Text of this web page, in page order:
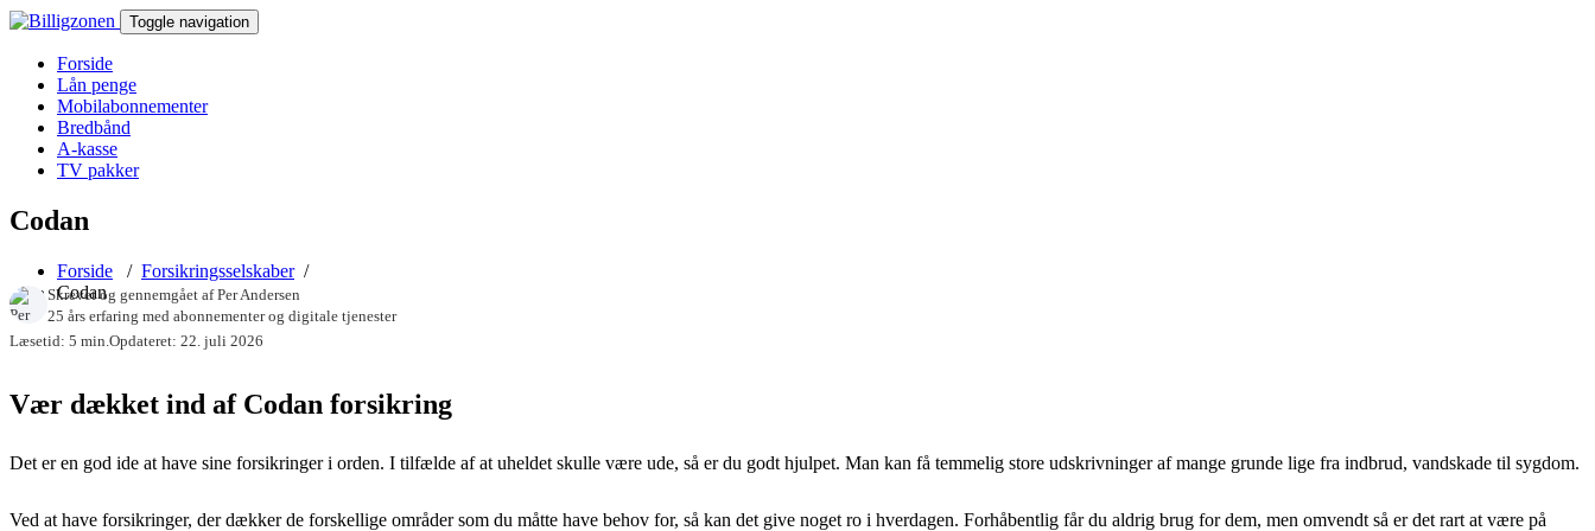
Toggle navigation
Forside
Lån penge
Mobilabonnementer
Bredbånd
A-kasse
TV pakker
Codan
Forside / Forsikringsselskaber/
Codan
Skrevet og gennemgået afPer Andersen
25 års erfaring med abonnementer og digitale tjenester
Læsetid: 5 min. Opdateret: 22. juli 2026
Vær dækket ind af Codan forsikring
Det er en god ide at have sine forsikringer i orden. I tilfælde af at uheldet skulle være ude, så er du godt hjulpet. Man kan få temmelig store udskrivninger af mange grunde lige fra indbrud, vandskade til sygdom.
Ved at have forsikringer, der dækker de forskellige områder som du måtte have behov for, så kan det give noget ro i hverdagen. Forhåbentlig får du aldrig brug for dem, men omvendt så er det rart at være på